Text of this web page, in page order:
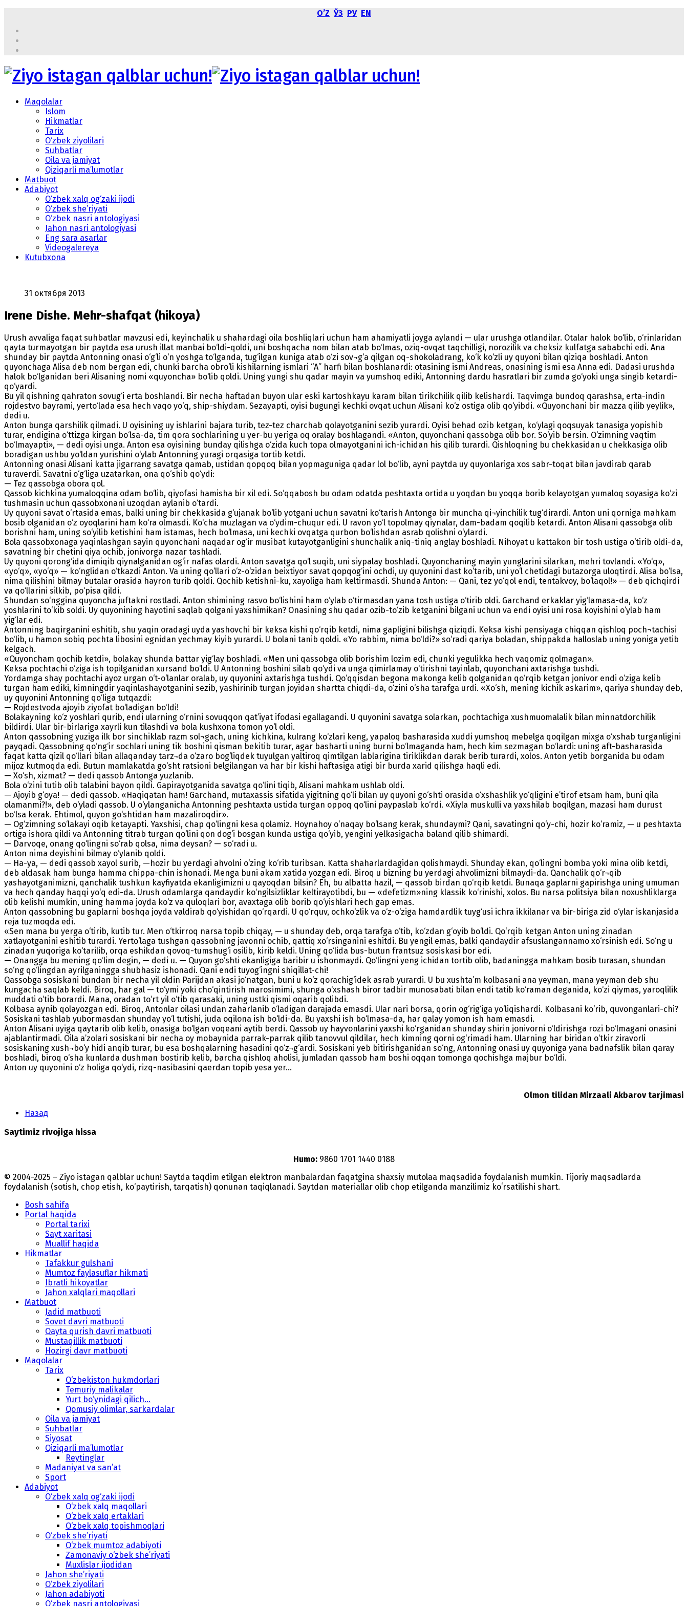
OʼZ ЎЗ РУ EN
Maqolalar
Islom
Hikmatlar
Tarix
O‘zbek ziyolilari
Suhbatlar
Oila va jamiyat
Qiziqarli ma’lumotlar
Matbuot
Adabiyot
O‘zbek xalq og‘zaki ijodi
O‘zbek she’riyati
O‘zbek nasri antologiyasi
Jahon nasri antologiyasi
Eng sara asarlar
Videogalereya
Kutubxona
31 октября 2013
Irene Dishe. Mehr-shafqat (hikoya)
Urush avvaliga faqat suhbatlar mavzusi edi, keyinchalik u shahardagi oila boshliqlari uchun ham ahamiyatli joyga aylandi — ular urushga otlandilar. Otalar halok bo‘lib, o‘rinlaridan
qayta turmayotgan bir paytda esa urush illat manbai bo‘ldi-qoldi, uni boshqacha nom bilan atab bo‘lmas, oziq-ovqat taqchilligi, norozilik va cheksiz kulfatga sababchi edi. Ana
shunday bir paytda Antonning onasi o‘g‘li o‘n yoshga to‘lganda, tug‘ilgan kuniga atab o‘zi sov¬g‘a qilgan oq-shokoladrang, ko‘k ko‘zli uy quyoni bilan qiziqa boshladi. Anton
quyonchaga Alisa deb nom bergan edi, chunki barcha obro‘li kishilarning ismlari “A” harfi bilan boshlanardi: otasining ismi Andreas, onasining ismi esa Anna edi. Dadasi urushda
halok bo‘lganidan beri Alisaning nomi «quyoncha» bo‘lib qoldi. Uning yungi shu qadar mayin va yumshoq ediki, Antonning dardu hasratlari bir zumda go‘yoki unga singib ketardi-
qo‘yardi.
Bu yil qishning qahraton sovug‘i erta boshlandi. Bir necha haftadan buyon ular eski kartoshkayu karam bilan tirikchilik qilib kelishardi. Taqvimga bundoq qarashsa, erta-indin
rojdestvo bayrami, yerto‘lada esa hech vaqo yo‘q, ship-shiydam. Sezayapti, oyisi bugungi kechki ovqat uchun Alisani ko‘z ostiga olib qo‘yibdi. «Quyonchani bir mazza qilib yeylik»,
dedi u.
Anton bunga qarshilik qilmadi. U oyisining uy ishlarini bajara turib, tez-tez charchab qolayotganini sezib yurardi. Oyisi behad ozib ketgan, ko‘ylagi qoqsuyak tanasiga yopishib
turar, endigina o‘ttizga kirgan bo‘lsa-da, tim qora sochlarining u yer-bu yeriga oq oralay boshlagandi. «Anton, quyonchani qassobga olib bor. So‘yib bersin. O‘zimning vaqtim
bo‘lmayapti», — dedi oyisi unga. Anton esa oyisining bunday qilishga o‘zida kuch topa olmayotganini ich-ichidan his qilib turardi. Qishloqning bu chekkasidan u chekkasiga olib
boradigan ushbu yo‘ldan yurishini o‘ylab Antonning yuragi orqasiga tortib ketdi.
Antonning onasi Alisani katta jigarrang savatga qamab, ustidan qopqoq bilan yopmaguniga qadar lol bo‘lib, ayni paytda uy quyonlariga xos sabr-toqat bilan javdirab qarab
turaverdi. Savatni o‘g‘liga uzatarkan, ona qo‘shib qo‘ydi:
— Tez qassobga obora qol.
Qassob kichkina yumaloqqina odam bo‘lib, qiyofasi hamisha bir xil edi. So‘qqabosh bu odam odatda peshtaxta ortida u yoqdan bu yoqqa borib kelayotgan yumaloq soyasiga ko‘zi
tushmasin uchun qassobxonani uzoqdan aylanib o‘tardi.
Uy quyoni savat o‘rtasida emas, balki uning bir chekkasida g‘ujanak bo‘lib yotgani uchun savatni ko‘tarish Antonga bir muncha qi¬yinchilik tug‘dirardi. Anton uni qorniga mahkam
bosib olganidan o‘z oyoqlarini ham ko‘ra olmasdi. Ko‘cha muzlagan va o‘ydim-chuqur edi. U ravon yo‘l topolmay qiynalar, dam-badam qoqilib ketardi. Anton Alisani qassobga olib
borishni ham, uning so‘yilib ketishini ham istamas, hech bo‘lmasa, uni kechki ovqatga qurbon bo‘lishdan asrab qolishni o‘ylardi.
Bola qassobxonaga yaqinlashgan sayin quyonchani naqadar og‘ir musibat kutayotganligini shunchalik aniq-tiniq anglay boshladi. Nihoyat u kattakon bir tosh ustiga o‘tirib oldi-da,
savatning bir chetini qiya ochib, jonivorga nazar tashladi.
Uy quyoni qorong‘ida dimiqib qiynalganidan og‘ir nafas olardi. Anton savatga qo‘l suqib, uni siypalay boshladi. Quyonchaning mayin yunglarini silarkan, mehri tovlandi. «Yo‘q»,
«yo‘q», «yo‘q» — ko‘nglidan o‘tkazdi Anton. Va uning qo‘llari o‘z-o‘zidan beixtiyor savat qopqog‘ini ochdi, uy quyonini dast ko‘tarib, uni yo‘l chetidagi butazorga uloqtirdi. Alisa bo‘lsa,
nima qilishini bilmay butalar orasida hayron turib qoldi. Qochib ketishni-ku, xayoliga ham keltirmasdi. Shunda Anton: — Qani, tez yo‘qol endi, tentakvoy, bo‘laqol!» — deb qichqirdi
va qo‘llarini silkib, po‘pisa qildi.
Shundan so‘nggina quyoncha juftakni rostladi. Anton shimining rasvo bo‘lishini ham o‘ylab o‘tirmasdan yana tosh ustiga o‘tirib oldi. Garchand erkaklar yig‘lamasa-da, ko‘z
yoshlarini to‘kib soldi. Uy quyonining hayotini saqlab qolgani yaxshimikan? Onasining shu qadar ozib-to‘zib ketganini bilgani uchun va endi oyisi uni rosa koyishini o‘ylab ham
yig‘lar edi.
Antonning baqirganini eshitib, shu yaqin oradagi uyda yashovchi bir keksa kishi qo‘rqib ketdi, nima gapligini bilishga qiziqdi. Keksa kishi pensiyaga chiqqan qishloq poch¬tachisi
bo‘lib, u hamon sobiq pochta libosini egnidan yechmay kiyib yurardi. U bolani tanib qoldi. «Yo rabbim, nima bo‘ldi?» so‘radi qariya boladan, shippakda halloslab uning yoniga yetib
kelgach.
«Quyoncham qochib ketdi», bolakay shunda battar yig‘lay boshladi. «Men uni qassobga olib borishim lozim edi, chunki yegulikka hech vaqomiz qolmagan».
Keksa pochtachi o‘ziga ish topilganidan xursand bo‘ldi. U Antonning boshini silab qo‘ydi va unga qimirlamay o‘tirishni tayinlab, quyonchani axtarishga tushdi.
Yordamga shay pochtachi ayoz urgan o‘t-o‘lanlar oralab, uy quyonini axtarishga tushdi. Qo‘qqisdan begona makonga kelib qolganidan qo‘rqib ketgan jonivor endi o‘ziga kelib
turgan ham ediki, kimningdir yaqinlashayotganini sezib, yashirinib turgan joyidan shartta chiqdi-da, o‘zini o‘sha tarafga urdi. «Xo‘sh, mening kichik askarim», qariya shunday deb,
uy quyonini Antonning qo‘liga tutqazdi:
— Rojdestvoda ajoyib ziyofat bo‘ladigan bo‘ldi!
Bolakayning ko‘z yoshlari qurib, endi ularning o‘rnini sovuqqon qat’iyat ifodasi egallagandi. U quyonini savatga solarkan, pochtachiga xushmuomalalik bilan minnatdorchilik
bildirdi. Ular bir-birlariga xayrli kun tilashdi va bola kushxona tomon yo‘l oldi.
Anton qassobning yuziga ilk bor sinchiklab razm sol¬gach, uning kichkina, kulrang ko‘zlari keng, yapaloq basharasida xuddi yumshoq mebelga qoqilgan mixga o‘xshab turganligini
payqadi. Qassobning qo‘ng‘ir sochlari uning tik boshini qisman bekitib turar, agar basharti uning burni bo‘lmaganda ham, hech kim sezmagan bo‘lardi: uning aft-basharasida
faqat katta qizil qo‘llari bilan allaqanday tarz¬da o‘zaro bog‘liqdek tuyulgan yaltiroq qimtilgan lablarigina tiriklikdan darak berib turardi, xolos. Anton yetib borganida bu odam
mijoz kutmoqda edi. Butun mamlakatda go‘sht ratsioni belgilangan va har bir kishi haftasiga atigi bir burda xarid qilishga haqli edi.
— Xo‘sh, xizmat? — dedi qassob Antonga yuzlanib.
Bola o‘zini tutib olib talabini bayon qildi. Gapirayotganida savatga qo‘lini tiqib, Alisani mahkam ushlab oldi.
— Ajoyib g‘oya! — dedi qassob. «Haqiqatan ham! Garchand, mutaxassis sifatida yigitning qo‘li bilan uy quyoni go‘shti orasida o‘xshashlik yo‘qligini e’tirof etsam ham, buni qila
olamanmi?!», deb o‘yladi qassob. U o‘ylanganicha Antonning peshtaxta ustida turgan oppoq qo‘lini paypaslab ko‘rdi. «Xiyla muskulli va yaxshilab boqilgan, mazasi ham durust
bo‘lsa kerak. Ehtimol, quyon go‘shtidan ham mazaliroqdir».
— Og‘zimning so‘lakayi oqib ketayapti. Yaxshisi, chap qo‘lingni kesa qolamiz. Hoynahoy o‘naqay bo‘lsang kerak, shundaymi? Qani, savatingni qo‘y-chi, hozir ko‘ramiz, — u peshtaxta
ortiga ishora qildi va Antonning titrab turgan qo‘lini qon dog‘i bosgan kunda ustiga qo‘yib, yengini yelkasigacha baland qilib shimardi.
— Darvoqe, onang qo‘lingni so‘rab qolsa, nima deysan? — so‘radi u.
Anton nima deyishini bilmay o‘ylanib qoldi.
— Ha-ya, — dedi qassob xayol surib, —hozir bu yerdagi ahvolni o‘zing ko‘rib turibsan. Katta shaharlardagidan qolishmaydi. Shunday ekan, qo‘lingni bomba yoki mina olib ketdi,
deb aldasak ham bunga hamma chippa-chin ishonadi. Menga buni akam xatida yozgan edi. Biroq u bizning bu yerdagi ahvolimizni bilmaydi-da. Qanchalik qo‘r¬qib
yashayotganimizni, qanchalik tushkun kayfiyatda ekanligimizni u qayoqdan bilsin? Eh, bu albatta hazil, — qassob birdan qo‘rqib ketdi. Bunaqa gaplarni gapirishga uning umuman
va hech qanday haqqi yo‘q edi-da. Urush odamlarga qandaydir ko‘ngilsizliklar keltirayotibdi, bu — «defetizm»ning klassik ko‘rinishi, xolos. Bu narsa politsiya bilan noxushliklarga
olib kelishi mumkin, uning hamma joyda ko‘z va quloqlari bor, avaxtaga olib borib qo‘yishlari hech gap emas.
Anton qassobning bu gaplarni boshqa joyda valdirab qo‘yishidan qo‘rqardi. U qo‘rquv, ochko‘zlik va o‘z-o‘ziga hamdardlik tuyg‘usi ichra ikkilanar va bir-biriga zid o‘ylar iskanjasida
reja tuzmoqda edi.
«Sen mana bu yerga o‘tirib, kutib tur. Men o‘tkirroq narsa topib chiqay, — u shunday deb, orqa tarafga o‘tib, ko‘zdan g‘oyib bo‘ldi. Qo‘rqib ketgan Anton uning zinadan
xatlayotganini eshitib turardi. Yerto‘laga tushgan qassobning javonni ochib, qattiq xo‘rsinganini eshitdi. Bu yengil emas, balki qandaydir afsuslangannamo xo‘rsinish edi. So‘ng u
zinadan yuqoriga ko‘tarilib, orqa eshikdan qovoq-tumshug‘i osilib, kirib keldi. Uning qo‘lida bus-butun frantsuz sosiskasi bor edi.
— Onangga bu mening qo‘lim degin, — dedi u. — Quyon go‘shti ekanligiga baribir u ishonmaydi. Qo‘lingni yeng ichidan tortib olib, badaningga mahkam bosib turasan, shundan
so‘ng qo‘lingdan ayrilganingga shubhasiz ishonadi. Qani endi tuyog‘ingni shiqillat-chi!
Qassobga sosiskani bundan bir necha yil oldin Parijdan akasi jo‘natgan, buni u ko‘z qorachig‘idek asrab yurardi. U bu xushta’m kolbasani ana yeyman, mana yeyman deb shu
kungacha saqlab keldi. Biroq, har gal — to‘ymi yoki cho‘qintirish marosimimi, shunga o‘xshash biror tadbir munosabati bilan endi tatib ko‘raman deganida, ko‘zi qiymas, yaroqlilik
muddati o‘tib borardi. Mana, oradan to‘rt yil o‘tib qarasaki, uning ustki qismi oqarib qolibdi.
Kolbasa aynib qolayozgan edi. Biroq, Antonlar oilasi undan zaharlanib o‘ladigan darajada emasdi. Ular nari borsa, qorin og‘rig‘iga yo‘liqishardi. Kolbasani ko‘rib, quvonganlari-chi?
Sosiskani tashlab yubormasdan shunday yo‘l tutishi, juda oqilona ish bo‘ldi-da. Bu yaxshi ish bo‘lmasa-da, har qalay yomon ish ham emasdi.
Anton Alisani uyiga qaytarib olib kelib, onasiga bo‘lgan voqeani aytib berdi. Qassob uy hayvonlarini yaxshi ko‘rganidan shunday shirin jonivorni o‘ldirishga rozi bo‘lmagani onasini
ajablantirmadi. Oila a’zolari sosiskani bir necha oy mobaynida parrak-parrak qilib tanovvul qildilar, hech kimning qorni og‘rimadi ham. Ularning har biridan o‘tkir ziravorli
sosiskaning xush¬bo‘y hidi anqib turar, bu esa boshqalarning hasadini qo‘z¬g‘ardi. Sosiskani yeb bitirishganidan so‘ng, Antonning onasi uy quyoniga yana badnafslik bilan qaray
boshladi, biroq o‘sha kunlarda dushman bostirib kelib, barcha qishloq aholisi, jumladan qassob ham boshi oqqan tomonga qochishga majbur bo‘ldi.
Anton uy quyonini o‘z holiga qo‘ydi, rizq-nasibasini qaerdan topib yesa yer...
Olmon tilidan Mirzaali Akbarov tarjimasi
Назад
Saytimiz rivojiga hissa
Humo: 9860 1701 1440 0188
© 2004-2025 – Ziyo istagan qalblar uchun! Saytda taqdim etilgan elektron manbalardan faqatgina shaxsiy mutolaa maqsadida foydalanish mumkin. Tijoriy maqsadlarda
foydalanish (sotish, chop etish, ko‘paytirish, tarqatish) qonunan taqiqlanadi. Saytdan materiallar olib chop etilganda manzilimiz koʻrsatilishi shart.
Bosh sahifa
Portal haqida
Portal tarixi
Sayt xaritasi
Muallif haqida
Hikmatlar
Tafakkur gulshani
Mumtoz faylasuflar hikmati
Ibratli hikoyatlar
Jahon xalqlari maqollari
Matbuot
Jadid matbuoti
Sovet davri matbuoti
Qayta qurish davri matbuoti
Mustaqillik matbuoti
Hozirgi davr matbuoti
Maqolalar
Tarix
O‘zbekiston hukmdorlari
Temuriy malikalar
Yurt bo‘ynidagi qilich...
Qomusiy olimlar, sarkardalar
Oila va jamiyat
Suhbatlar
Siyosat
Qiziqarli ma’lumotlar
Reytinglar
Madaniyat va san’at
Sport
Adabiyot
O‘zbek xalq og‘zaki ijodi
O‘zbek xalq maqollari
O‘zbek xalq ertaklari
O‘zbek xalq topishmoqlari
O‘zbek she’riyati
O‘zbek mumtoz adabiyoti
Zamonaviy o‘zbek she’riyati
Muxlislar ijodidan
Jahon she’riyati
O‘zbek ziyolilari
Jahon adabiyoti
O‘zbek nasri antologiyasi